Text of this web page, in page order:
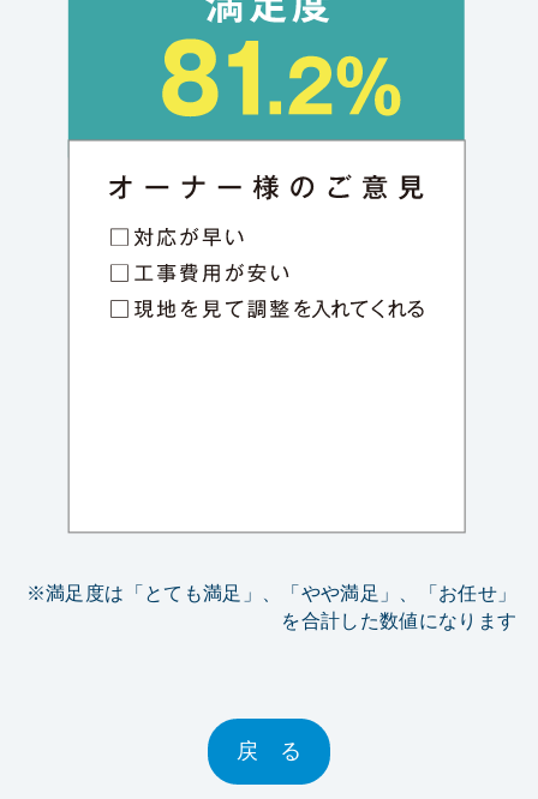
※満足度は「とても満足」、「やや満足」、「お任せ」
を合計した数値になります
戻 る